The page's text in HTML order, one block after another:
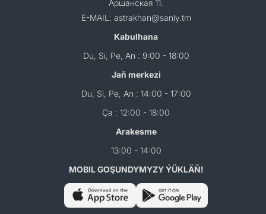
Аршанская 11.
E-MAIL: astrakhan@sanly.tm
Kabulhana
Du, Si, Pe, An : 9:00 - 18:00
Jaň merkezi
Du, Si, Pe, An : 14:00 - 17:00
Ça : 12:00 - 18:00
Arakesme
13:00 - 14:00
MOBIL GOŞUNDYMYZY ÝÜKLÄŇ!